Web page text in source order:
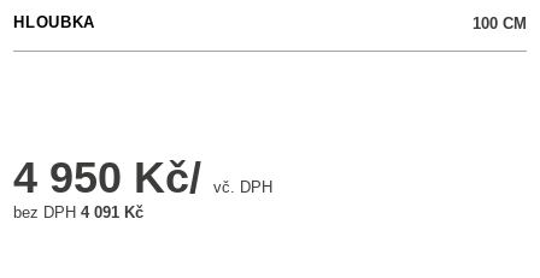
HLOUBKA 100 CM
4 950 Kč/vč. DPH
bez DPH 4 091 Kč